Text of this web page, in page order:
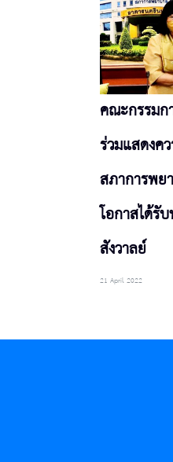
คณะกรรม
ร่วมแสดง
สภาการพ
โอกาสได้รั
สังวาลย์
21 April 2022